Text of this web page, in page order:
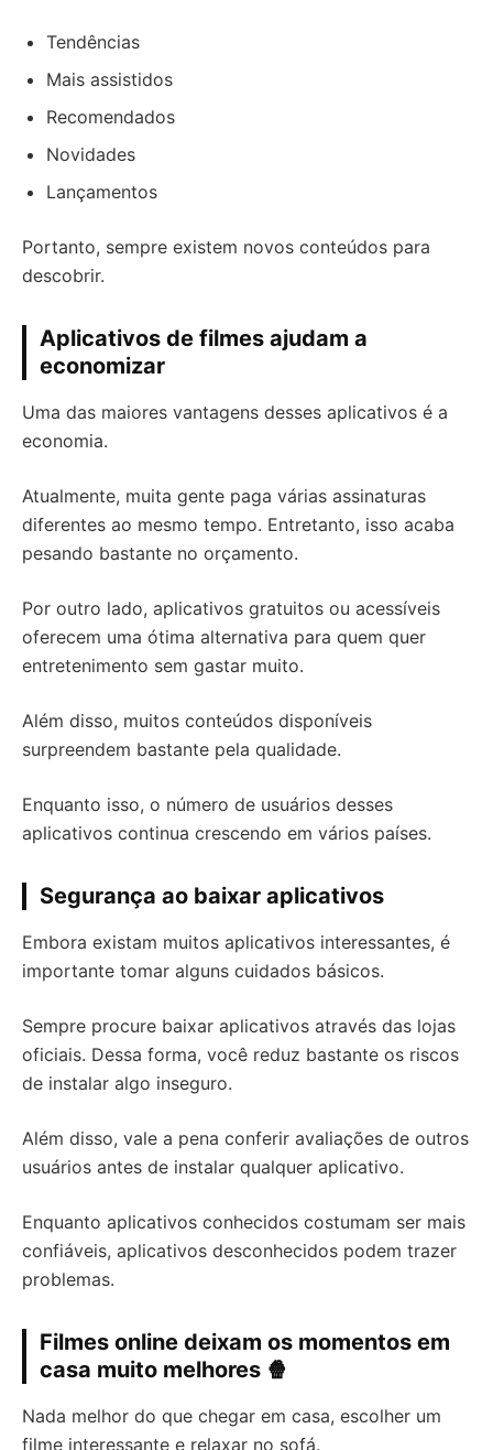
Tendências
Mais assistidos
Recomendados
Novidades
Lançamentos
Portanto, sempre existem novos conteúdos para
descobrir.
Aplicativos de filmes ajudam a
economizar
Uma das maiores vantagens desses aplicativos é a
economia.
Atualmente, muita gente paga várias assinaturas
diferentes ao mesmo tempo. Entretanto, isso acaba
pesando bastante no orçamento.
Por outro lado, aplicativos gratuitos ou acessíveis
oferecem uma ótima alternativa para quem quer
entretenimento sem gastar muito.
Além disso, muitos conteúdos disponíveis
surpreendem bastante pela qualidade.
Enquanto isso, o número de usuários desses
aplicativos continua crescendo em vários países.
Segurança ao baixar aplicativos
Embora existam muitos aplicativos interessantes, é
importante tomar alguns cuidados básicos.
Sempre procure baixar aplicativos através das lojas
oficiais. Dessa forma, você reduz bastante os riscos
de instalar algo inseguro.
Além disso, vale a pena conferir avaliações de outros
usuários antes de instalar qualquer aplicativo.
Enquanto aplicativos conhecidos costumam ser mais
confiáveis, aplicativos desconhecidos podem trazer
problemas.
Filmes online deixam os momentos em
casa muito melhores 🍿
Nada melhor do que chegar em casa, escolher um
filme interessante e relaxar no sofá.